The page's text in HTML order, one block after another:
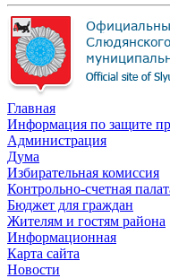
Главная
Информация по защите
Администрация
Дума
Избирательная комиссия
Контрольно-счетная
Бюджет для граждан
Жителям и гостям района
Информационная
Карта сайта
Новости